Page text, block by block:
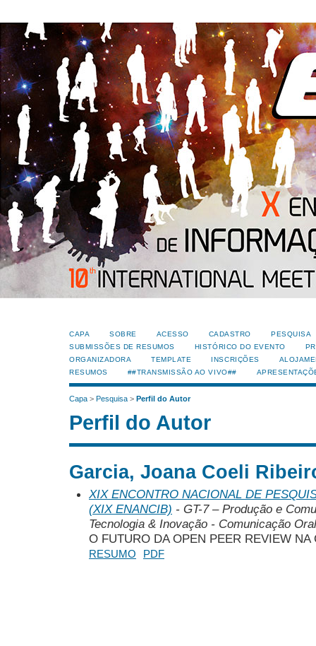
CAPA SOBRE ACESSO CADASTRO
PESQUISA
SUBMISSÕES DE RESUMOS
HISTÓRICO DO EVENTO
ORGANIZADORA
TEMPLATE INSCRIÇÕES
RESUMOS
##TRANSMISSÃO AO VIVO##
Capa > Pesquisa > Perfil do Autor
Perfil do Autor
Garcia, Joana Coeli
XIX ENCONTRO NACIONAL DE
(XIX ENANCIB) - GT-7 – Produção e
Tecnologia & Inovação - Comunicação Oral
O FUTURO DA OPEN PEER REVIEW
RESUMO PDF